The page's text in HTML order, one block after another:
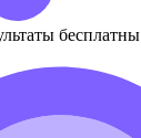
бесплатны